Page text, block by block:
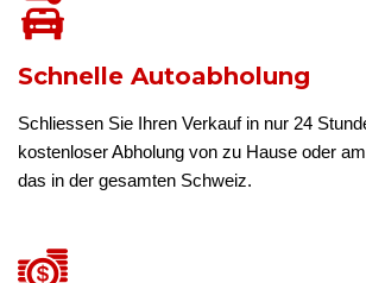
Schnelle Autoabholung
Schliessen Sie Ihren Verkauf in nur 24
kostenloser Abholung von zu Hause oder
das in der gesamten Schweiz.